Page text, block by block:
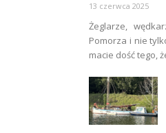
13 czerwca 2025
Żeglarze,
Pomorza i nie
macie dość tego,